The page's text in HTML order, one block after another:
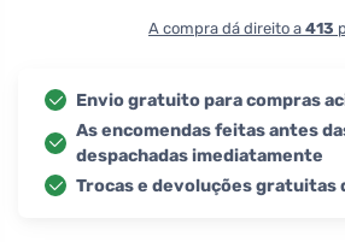
A compra dá direito a 413
Envio gratuito para compras
As encomendas feitas antes
despachadas imediatamente
Trocas e devoluções gratuitas